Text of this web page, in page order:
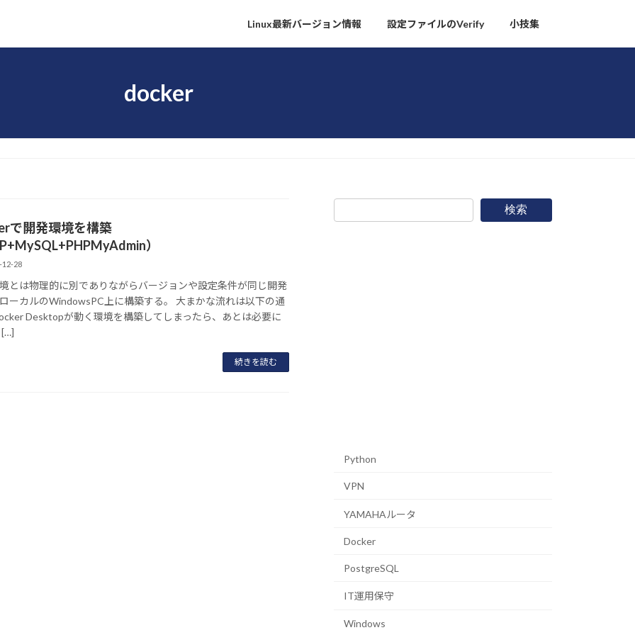
Linux最新バージョン情報 設定ファイルのVerify 小技集
docker
で開発環境を構築
）
12-28
とは物理的に別でありながらバージョンや設定条件が同じ開発
ーカルのWindowsPC上に構築する。 大まかな流れは以下の通
Desktopが動く環境を構築してしまったら、あとは必要に
[…]
続きを読む
検索
Python
VPN
YAMAHAルータ
Docker
PostgreSQL
IT運用保守
Windows